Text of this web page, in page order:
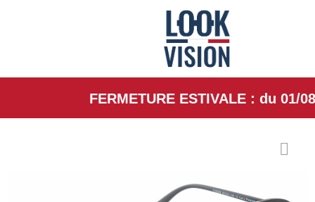
FERMETURE ESTIVALE : du 01/08/